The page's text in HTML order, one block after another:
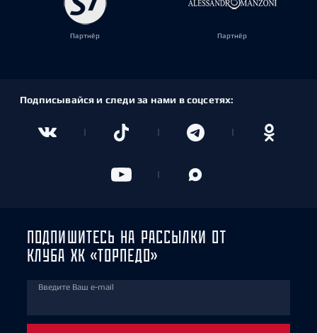
Партнёр Партнёр
Подписывайся и следи за нами в соцсетях:
ПОДПИШИТЕСЬ НА РАССЫЛКИ ОТ
КЛУБА ХК «ТОРПЕДО»
Введите Ваш e-mail